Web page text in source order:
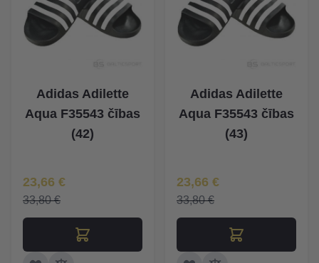
Adidas Adilette
Aqua F35543 čības
(42)
Īpaša Cena
23,66 €
33,80 €
Adidas Adilette
Aqua F35543 čības
(43)
Īpaša Cena
23,66 €
33,80 €